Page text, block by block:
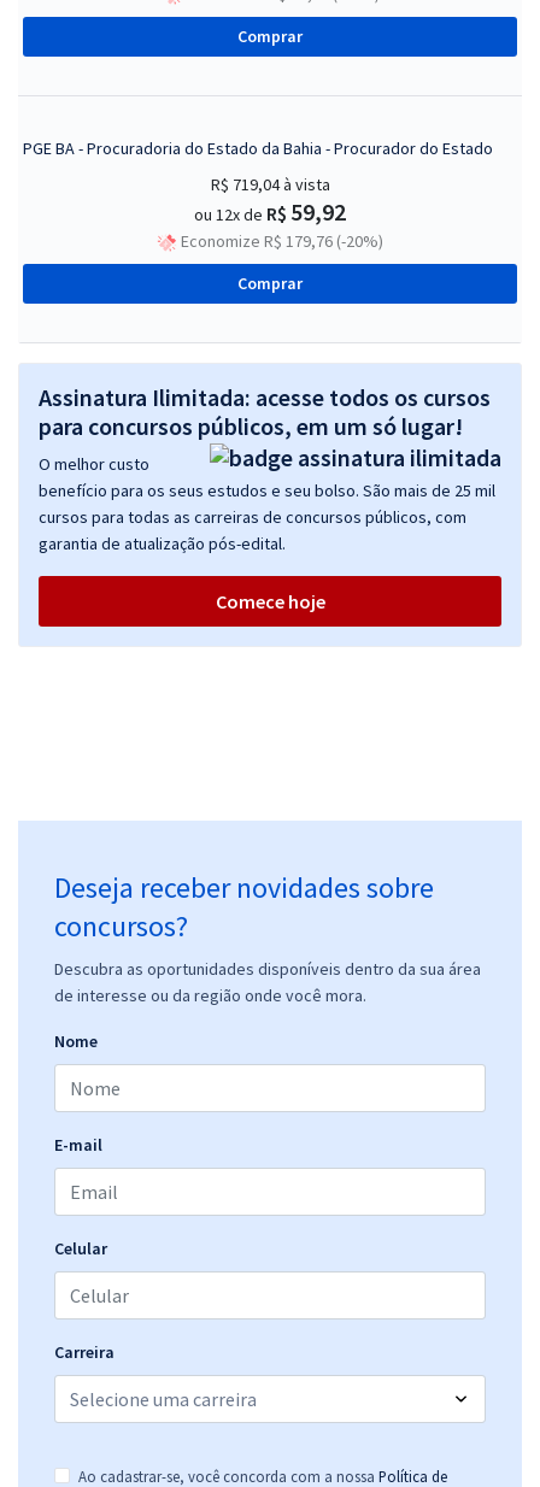
Comprar
PGE BA - Procuradoria do Estado da Bahia - Procurador do Estado
R$ 719,04à vista
ou 12x de R$ 59,92
Economize R$ 179,76 (-20%)
Comprar
Assinatura Ilimitada: acesse todos os cursos
para concursos públicos, em um só lugar!
O melhor custo
benefício para os seus estudos e seu bolso. São mais de 25 mil
cursos para todas as carreiras de concursos públicos, com
garantia de atualização pós-edital.
Comece hoje
Deseja receber novidades sobre
concursos?
Descubra as oportunidades disponíveis dentro da sua área
de interesse ou da região onde você mora.
Nome
E-mail
Celular
Carreira
Ao cadastrar-se, você concorda com a nossa Política de